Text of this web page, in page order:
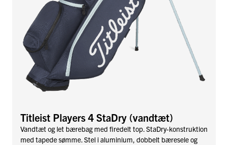
Titleist Players 4 StaDry (vandtæt)
Vandtæt og let bærebag med firedelt top. StaDry-konstruktion
med tapede sømme. Stel i aluminium, dobbelt bæresele og